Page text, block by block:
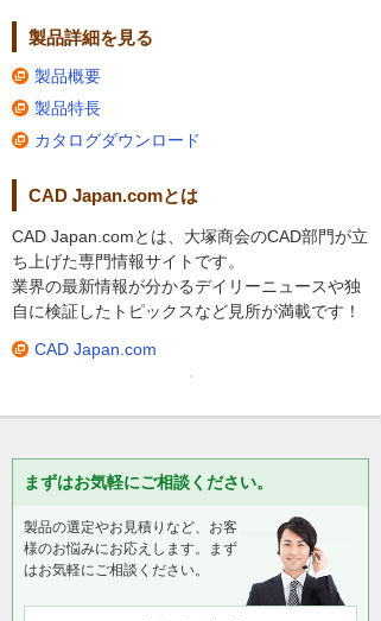
製品詳細を見る
製品概要
製品特長
カタログダウンロード
CAD Japan.comとは
CAD Japan.comとは、大塚商会のCAD部門が立
ち上げた専門情報サイトです。
業界の最新情報が分かるデイリーニュースや独
自に検証したトピックスなど見所が満載です！
CAD Japan.com
まずはお気軽にご相談ください。
製品の選定やお見積りなど、お客
様のお悩みにお応えします。まず
はお気軽にご相談ください。